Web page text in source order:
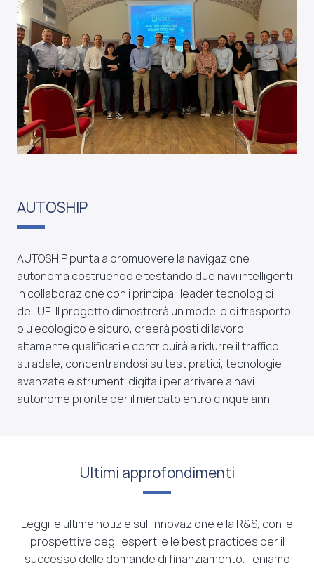
AUTOSHIP
AUTOSHIP punta a promuovere la navigazione
autonoma costruendo e testando due navi intelligenti
in collaborazione con i principali leader tecnologici
dell’UE. Il progetto dimostrerà un modello di trasporto
più ecologico e sicuro, creerà posti di lavoro
altamente qualificati e contribuirà a ridurre il traffico
stradale, concentrandosi su test pratici, tecnologie
avanzate e strumenti digitali per arrivare a navi
autonome pronte per il mercato entro cinque anni.
Ultimi approfondimenti
Leggi le ultime notizie sull’innovazione e la R&S, con le
prospettive degli esperti e le best practices per il
successo delle domande di finanziamento. Teniamo